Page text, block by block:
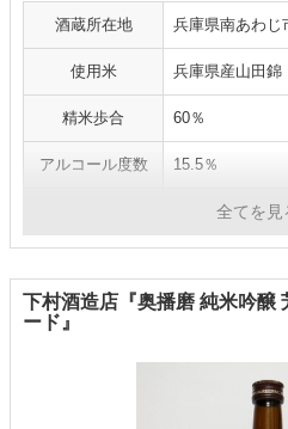
酒蔵所在地 兵庫県南あわじ
使用米 兵庫県産山田錦
精米歩合 60％
アルコール度数 15.5％
全てを見
下村酒造店『奥播磨 純米吟醸
ード』